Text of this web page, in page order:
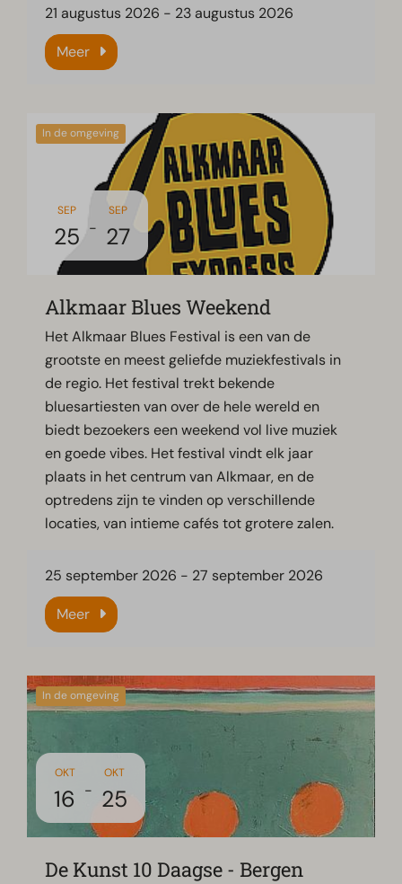
21 augustus 2026 - 23 augustus 2026
Meer
In de omgeving
SEP
25 -
SEP
27
Alkmaar Blues Weekend
Het Alkmaar Blues Festival is een van de
grootste en meest geliefde muziekfestivals in
de regio. Het festival trekt bekende
bluesartiesten van over de hele wereld en
biedt bezoekers een weekend vol live muziek
en goede vibes. Het festival vindt elk jaar
plaats in het centrum van Alkmaar, en de
optredens zijn te vinden op verschillende
locaties, van intieme cafés tot grotere zalen.
25 september 2026 - 27 september 2026
Meer
In de omgeving
OKT
16 -
OKT
25
De Kunst 10 Daagse - Bergen